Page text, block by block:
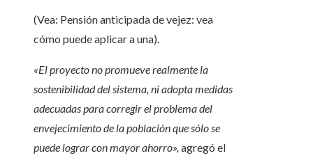
(Vea: Pensión anticipada de vejez: vea
cómo puede aplicar a una).
«El proyecto no promueve realmente la
sostenibilidad del sistema, ni adopta medidas
adecuadas para corregir el problema del
envejecimiento de la población que sólo se
puede lograr con mayor ahorro», agregó el